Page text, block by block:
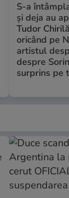
S-a
și deja au
Tudor
oricând pe
artistul
despre
surprins pe